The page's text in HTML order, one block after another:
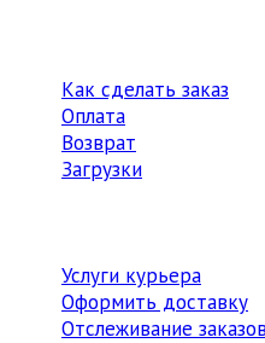
Как сделать заказ
Оплата
Возврат
Загрузки
Услуги курьера
Оформить доставку
Отслеживание заказов